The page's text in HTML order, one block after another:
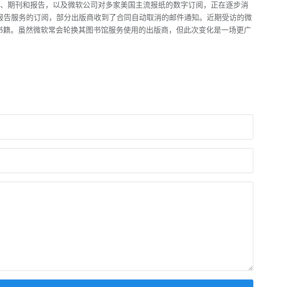
刊和报告，以及微软公司对多家美国主流报纸的数字订阅，正在逐步消
服务的订阅，部分出版商收到了合同自动取消的邮件通知。近期受访的微
。虽然微软常会轮换其图书馆服务使用的出版商，但此次变化是一场更广